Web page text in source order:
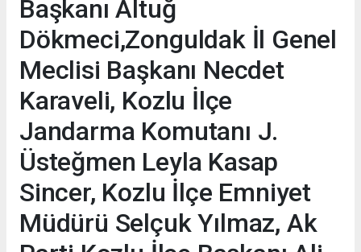
Başkanı Altuğ
Dökmeci,Zonguldak İl Genel
Meclisi Başkanı Necdet
Karaveli, Kozlu İlçe
Jandarma Komutanı J.
Üsteğmen Leyla Kasap
Sincer, Kozlu İlçe Emniyet
Müdürü Selçuk Yılmaz, Ak